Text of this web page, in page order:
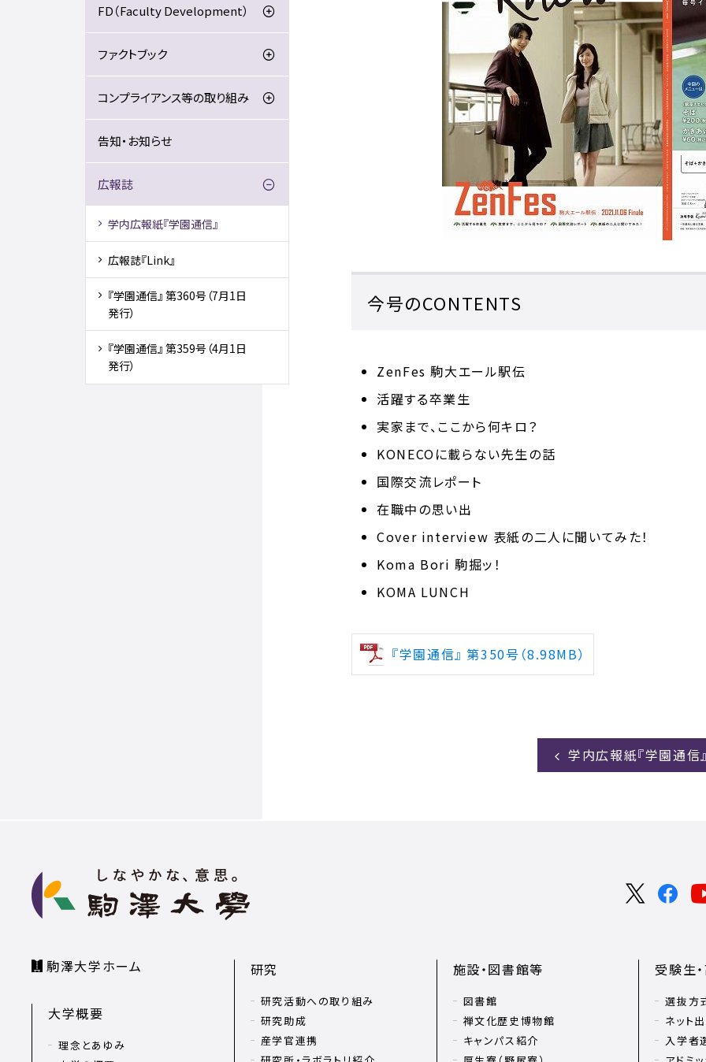
今号のCONTENTS
ZenFes 駒大エール駅伝
活躍する卒業生
実家まで、ここから何キロ？
KONECOに載らない先生の話
国際交流レポート
在職中の思い出
Cover interview 表紙の二人に聞いてみた！
Koma Bori 駒掘ッ！
KOMA LUNCH
『学園通信』 第350号（8.98MB）
学内広報紙『学園通信
FD（Faculty Development）
ファクトブック
コンプライアンス等の取り組み
告知・お知らせ
広報誌
学内広報紙『学園通信』
広報誌『Link』
『学園通信』 第360号（7月1日
発行）
『学園通信』 第359号（4月1日
発行）
駒澤大学ホーム
大学概要
理念とあゆみ
研究
研究活動への取り組み
研究助成
産学官連携
施設・図書館等
図書館
禅文化歴史博物館
キャンパス紹介
受験生
選抜方
ネット
入学者